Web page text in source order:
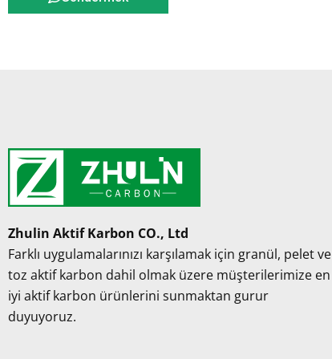
Zhulin Aktif Karbon CO., Ltd
Farklı uygulamalarınızı karşılamak için granül, pelet ve
toz aktif karbon dahil olmak üzere müşterilerimize en
iyi aktif karbon ürünlerini sunmaktan gurur
duyuyoruz.